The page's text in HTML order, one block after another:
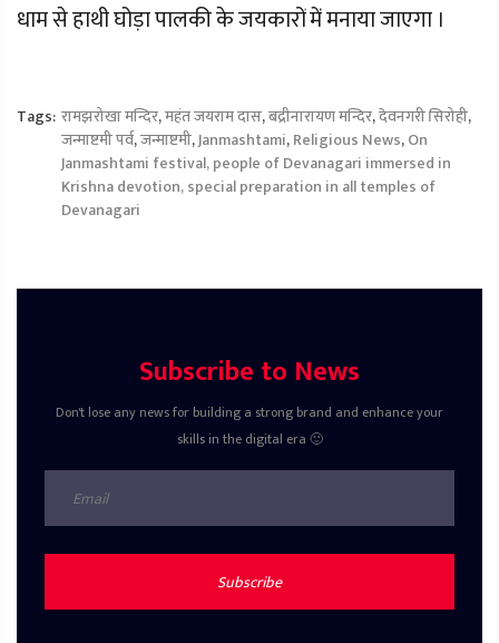
धाम से हाथी घोड़ा पालकी के जयकारों में मनाया जाएगा ।
Tags: रामझरोखा मन्दिर,महंत जयराम दास,बद्रीनारायण मन्दिर,देवनगरी सिरोही,
जन्माष्टमी पर्व,जन्माष्टमी,Janmashtami,Religious News,On
Janmashtami festival, people of Devanagari immersed in
Krishna devotion, special preparation in all temples of
Devanagari
Subscribe to News
Don't lose any news for building a strong brand and enhance your
skills in the digital era 🙂
Subscribe